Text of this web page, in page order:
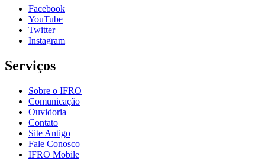
Facebook
YouTube
Twitter
Instagram
Serviços
Sobre o IFRO
Comunicação
Ouvidoria
Contato
Site Antigo
Fale Conosco
IFRO Mobile